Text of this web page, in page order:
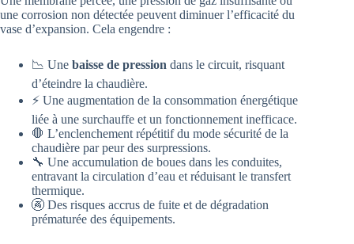
une corrosion non détectée peuvent diminuer l’efficacité du
vase d’expansion. Cela engendre :
📉 Une baisse de pression dans le circuit, risquant
d’éteindre la chaudière.
⚡ Une augmentation de la consommation énergétique
liée à une surchauffe et un fonctionnement inefficace.
🛑 L’enclenchement répétitif du mode sécurité de la
chaudière par peur des surpressions.
🔧 Une accumulation de boues dans les conduites,
entravant la circulation d’eau et réduisant le transfert
thermique.
🚱 Des risques accrus de fuite et de dégradation
prématurée des équipements.